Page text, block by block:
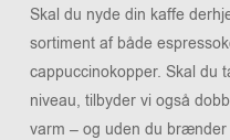
Skal du nyde din kaffe
sortiment af både
cappuccinokopper. Skal du
niveau, tilbyder vi også
varm – og uden du